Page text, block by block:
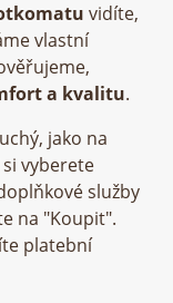
vidíte,
vlastní
a kvalitu.
jako na
si vyberete
služby
na "Koupit".
platební